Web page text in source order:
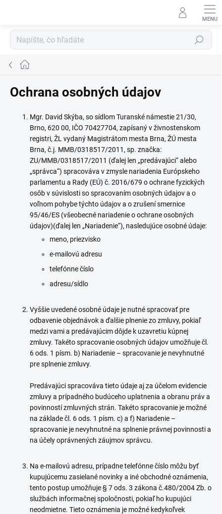
Hľadať
Domov
Ochrana osobných údajov
Mgr. David Skýba, so sídlom Turanské námestie 21/30,
Brno, 620 00, IČO 70427704, zapísaný v živnostenskom
registri, ŽL vydaný Magistrátom mesta Brna, ŽÚ mesta
Brna, č.j. MMB/0318517/2011, sp. značka:
ZU/MMB/0318517/2011 (ďalej len „predávajúci“ alebo
„správca“) spracováva v zmysle nariadenia Európskeho
parlamentu a Rady (EÚ) č. 2016/679 o ochrane fyzických
osôb v súvislosti so spracovaním osobných údajov a o
voľnom pohybe týchto údajov a o zrušení smernice
95/46/ES (všeobecné nariadenie o ochrane osobných
údajov)(ďalej len „Nariadenie“), nasledujúce osobné údaje:
meno, priezvisko
e-mailovú adresu
telefónne číslo
adresu/sídlo
Vyššie uvedené osobné údaje je nutné spracovať pre
odbavenie objednávok a ďalšie plnenie zo zmluvy, pokiaľ
medzi vami a predávajúcim dôjde k uzavretiu kúpnej
zmluvy. Takéto spracovanie osobných údajov umožňuje čl.
6 ods. 1 písm. b) Nariadenie – spracovanie je nevyhnutné
pre splnenie zmluvy.
Predávajúci spracováva tieto údaje aj za účelom evidencie
zmluvy a prípadného budúceho uplatnenia a obranu práv a
povinností zmluvných strán. Takéto spracovanie je možné
na základe čl. 6 ods. 1 písm. c) a f) Nariadenie –
spracovanie je nevyhnutné na splnenie právnej povinnosti a
na účely oprávnených záujmov správcu.
Na e-mailovú adresu, prípadne telefónne číslo môžu byť
kupujúcemu zasielané novinky a iné obchodné oznámenia,
tento postup umožňuje § 7 ods. 3 zákona č.480/2004 Zb. o
službách informačnej spoločnosti, pokiaľ ho kupujúci
neodmietne. Tieto oznámenia je možné kedykoľvek